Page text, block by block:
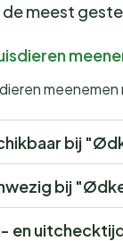
meest
bij
bij
en